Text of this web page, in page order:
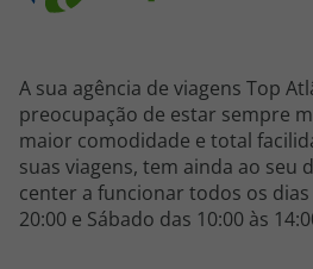
A sua agência de viagens Top
preocupação de estar sempre
maior comodidade e total
suas viagens, tem ainda ao seu
center a funcionar todos os dias
20:00 e Sábado das 10:00 às